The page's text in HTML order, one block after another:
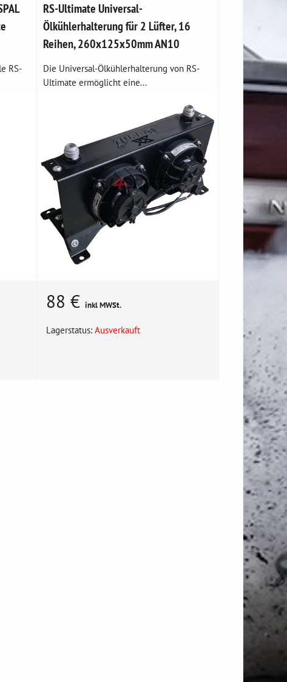
RS-
RS-Ultimate Universal-
Ölkühlerhalterung für 2 Lüfter, 16
Reihen, 260x125x50mm AN10
Die Universal-Ölkühlerhalterung von RS-
Ultimate ermöglicht eine...
88 €inkl MWSt.
Lagerstatus:Ausverkauft